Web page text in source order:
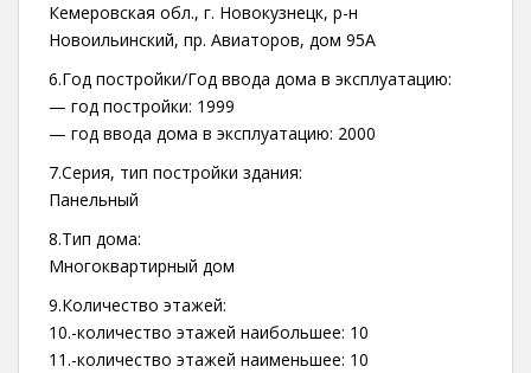
Кемеровская обл., г. Новокузнецк, р-н
Новоильинский, пр. Авиаторов, дом 95А
6.Год постройки/Год ввода дома в эксплуатацию:
— год постройки: 1999
— год ввода дома в эксплуатацию: 2000
7.Серия, тип постройки здания:
Панельный
8.Тип дома:
Многоквартирный дом
9.Количество этажей:
10.-количество этажей наибольшее: 10
11.-количество этажей наименьшее: 10